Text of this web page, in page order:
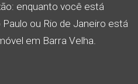
enquanto você está
ou Rio de Janeiro está
em Barra Velha.